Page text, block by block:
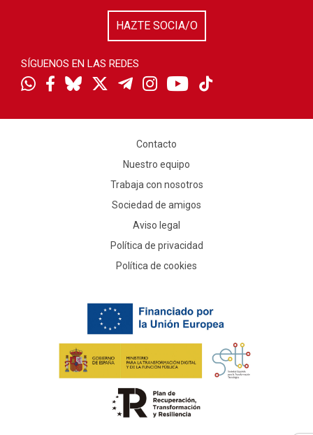
HAZTE SOCIA/O
SÍGUENOS EN LAS REDES
Contacto
Nuestro equipo
Trabaja con nosotros
Sociedad de amigos
Aviso legal
Política de privacidad
Política de cookies